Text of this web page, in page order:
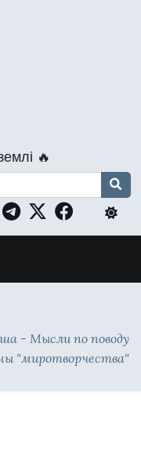
🔥
- Мысли по поводу
"миротворчества"